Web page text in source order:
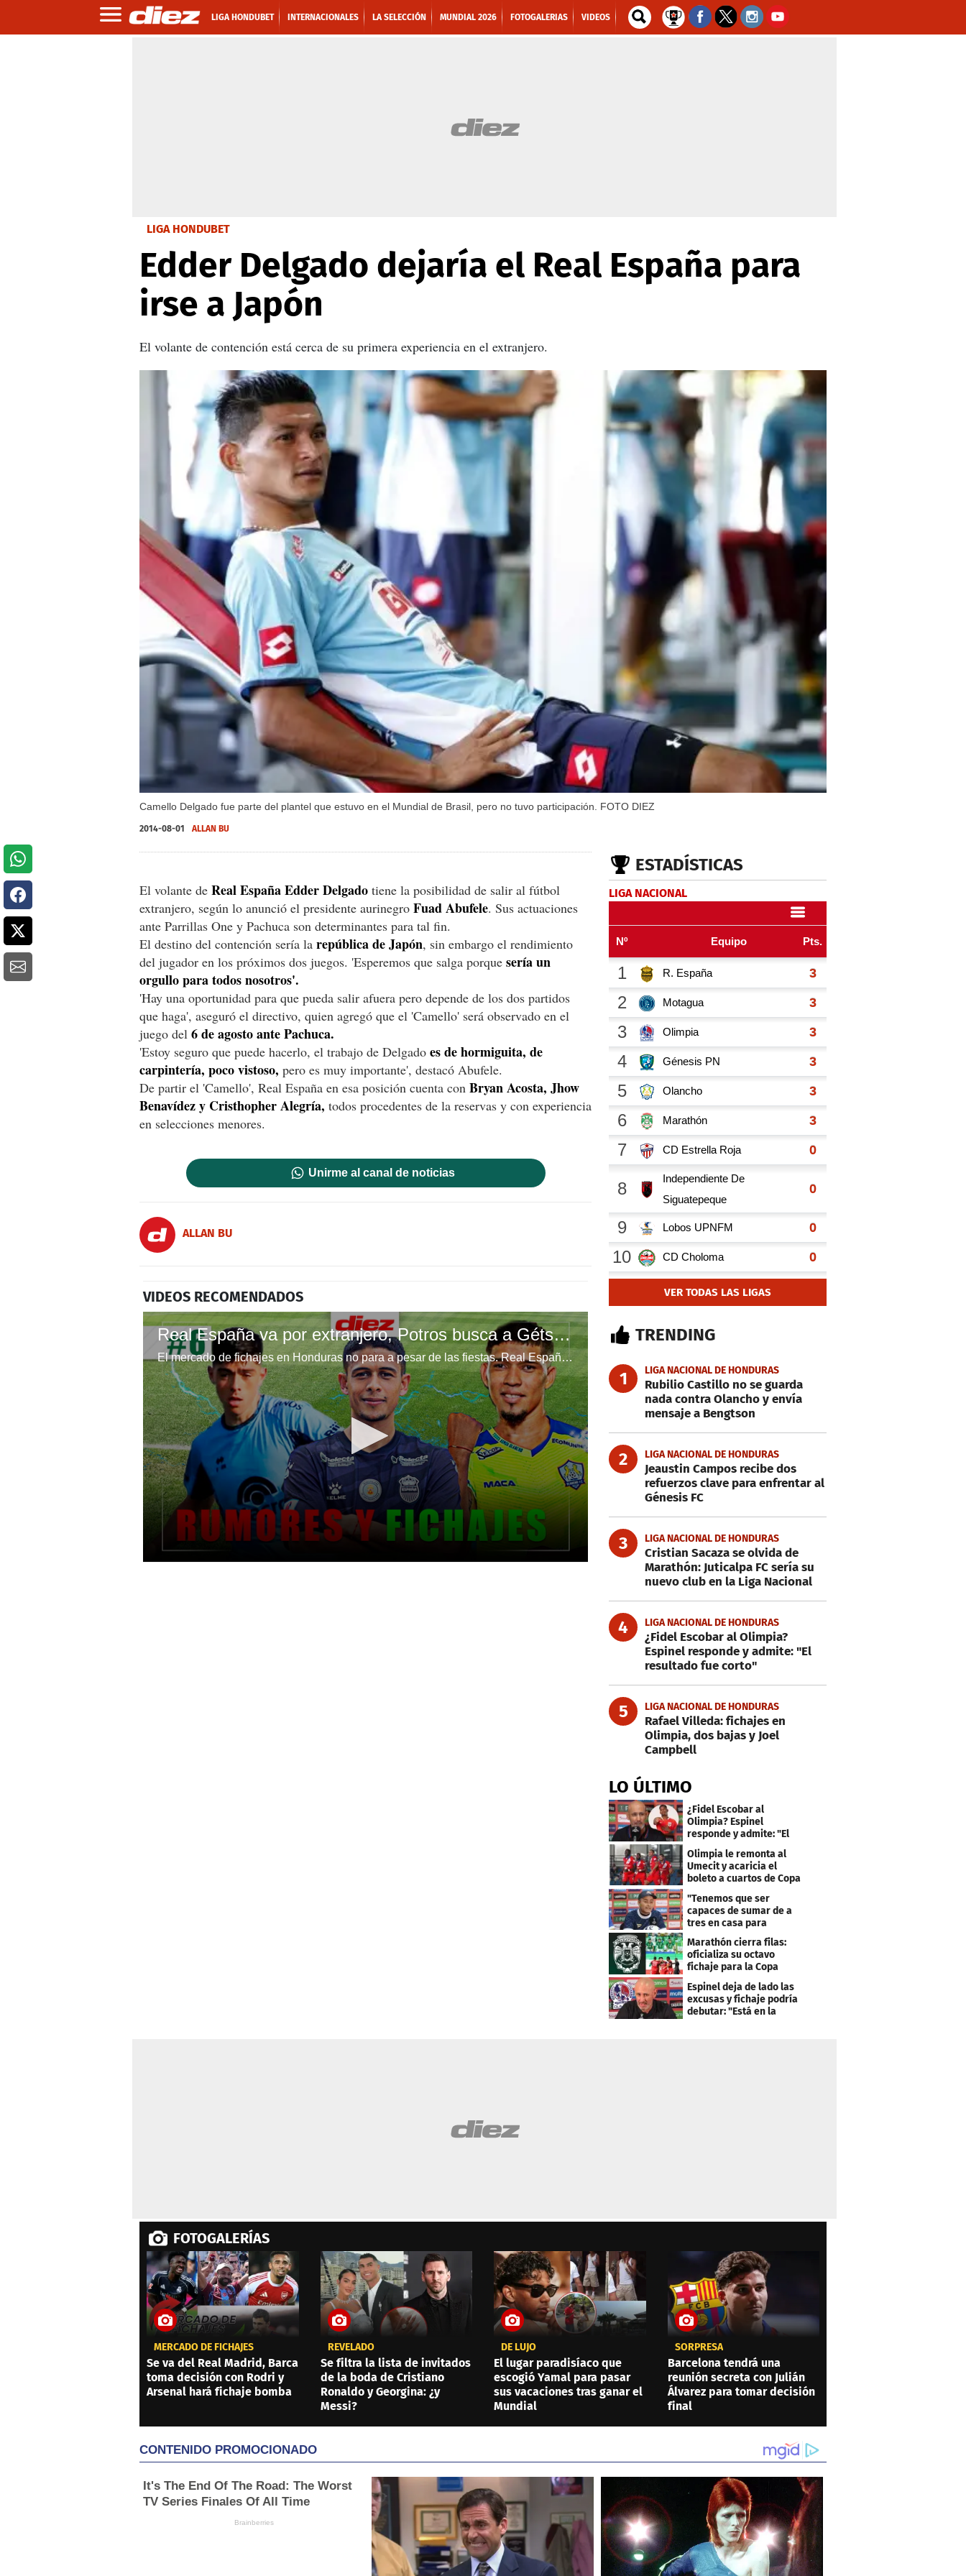
LIGA HONDUBET INTERNACIONALES LA SELECCIÓN MUNDIAL 2026 FOTOGALERIAS VIDEOS
LIGA HONDUBET
Edder Delgado dejaría el Real España para
irse a Japón
El volante de contención está cerca de su primera experiencia en el extranjero.
Camello Delgado fue parte del plantel que estuvo en el Mundial de Brasil, pero no tuvo participación. FOTO DIEZ
2014-08-01 ALLAN BU
El volante de Real España Edder Delgado tiene la posibilidad de salir al fútbol
extranjero, según lo anunció el presidente aurinegro Fuad Abufele. Sus actuaciones
ante Parrillas One y Pachuca son determinantes para tal fin.
El destino del contención sería la república de Japón, sin embargo el rendimiento
del jugador en los próximos dos juegos. 'Esperemos que salga porque sería un
orgullo para todos nosotros'.
'Hay una oportunidad para que pueda salir afuera pero depende de los dos partidos
que haga', aseguró el directivo, quien agregó que el 'Camello' será observado en el
juego del 6 de agosto ante Pachuca.
'Estoy seguro que puede hacerlo, el trabajo de Delgado es de hormiguita, de
carpintería, poco vistoso, pero es muy importante', destacó Abufele.
De partir el 'Camello', Real España en esa posición cuenta con Bryan Acosta, Jhow
Benavídez y Cristhopher Alegría, todos procedentes de la reservas y con experiencia
en selecciones menores.
Unirme al canal de noticias
ALLAN BU
VIDEOS RECOMENDADOS
Real España va por extranjero, Potros busca a Gétsel y Cálix cotizado en Liga Nacional de Honduras
El mercado de fichajes en Honduras no para a pesar de las fiestas. Real España se está moviendo de cara a la próxima campaña, mientras Olancho FC no quiere quedar atrás. Estos son los rumores y fichajes de la Liga Nacional de Honduras.
ESTADÍSTICAS
LIGA NACIONAL
VER TODAS LAS LIGAS
TRENDING
1 LIGA NACIONAL DE HONDURAS
Rubilio Castillo no se guarda
nada contra Olancho y envía
mensaje a Bengtson
2 LIGA NACIONAL DE HONDURAS
Jeaustin Campos recibe dos
refuerzos clave para enfrentar al
Génesis FC
3 LIGA NACIONAL DE HONDURAS
Cristian Sacaza se olvida de
Marathón: Juticalpa FC sería su
nuevo club en la Liga Nacional
4 LIGA NACIONAL DE HONDURAS
¿Fidel Escobar al Olimpia?
Espinel responde y admite: "El
resultado fue corto"
5 LIGA NACIONAL DE HONDURAS
Rafael Villeda: fichajes en
Olimpia, dos bajas y Joel
Campbell
LO ÚLTIMO
¿Fidel Escobar al
Olimpia? Espinel
responde y admite: "El
resultado fue corto"
Olimpia le remonta al
Umecit y acaricia el
boleto a cuartos de Copa
"Tenemos que ser
capaces de sumar de a
tres en casa para
asegurar la
clasificación"
Marathón cierra filas:
oficializa su octavo
fichaje para la Copa
Centroamericana
Espinel deja de lado las
excusas y fichaje podría
debutar: "Está en la
FOTOGALERÍAS
MERCADO DE FICHAJES
Se va del Real Madrid, Barca
toma decisión con Rodri y
Arsenal hará fichaje bomba
REVELADO
Se filtra la lista de invitados
de la boda de Cristiano
Ronaldo y Georgina: ¿y
Messi?
DE LUJO
El lugar paradisíaco que
escogió Yamal para pasar
sus vacaciones tras ganar el
Mundial
SORPRESA
Barcelona tendrá una
reunión secreta con Julián
Álvarez para tomar decisión
final